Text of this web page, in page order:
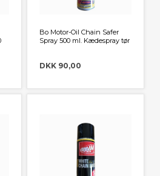
Bo Motor-Oil Chain Safer
Spray 500 ml. Kædespray tør
DKK 90,00